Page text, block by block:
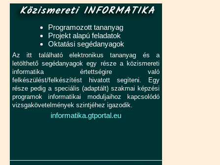
Közismereti INFORMATIKA
Programozott tananyag
Projekt alapú feladatok
Oktatási segédanyagok
Az itt található elektronikus tananyag és a
letölthető segédanyagok egy része a közismereti
informatika értettségire való
felkészülést/felkészítést hivatott segíteni. Egy
része pedig a speciális (adaptált) szakmai képzési
programok informatikai moduljaihoz kapcsolódó
vizsgakövetelmények szintjéhez igazodik.
informatika.gtportal.eu